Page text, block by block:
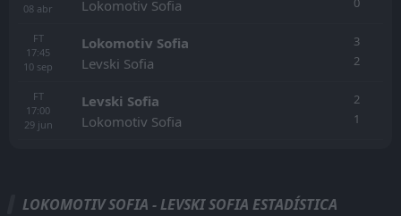
08 abr
Lokomotiv Sofia
FT
17:45
10 sep
Lokomotiv Sofia
Levski Sofia
3
2
FT
17:00
29 jun
Levski Sofia
Lokomotiv Sofia
2
1
LOKOMOTIV SOFIA - LEVSKI SOFIA ESTADÍSTICA